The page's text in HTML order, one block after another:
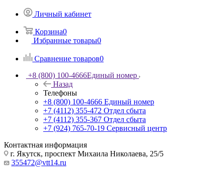
Личный кабинет
Корзина0
Избранные товары0
Сравнение товаров0
+8 (800) 100-4666Единый номер
Назад
Телефоны
+8 (800) 100-4666 Единый номер
+7 (4112) 355-472 Отдел сбыта
+7 (4112) 355-367 Отдел сбыта
+7 (924) 765-70-19 Сервисный центр
Контактная информация
г. Якутск, проспект Михаила Николаева, 25/5
355472@vtt14.ru